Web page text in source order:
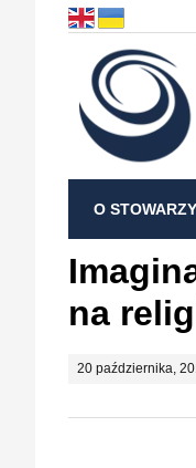
O
na
20 października,